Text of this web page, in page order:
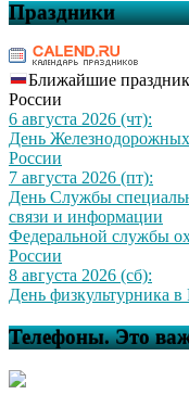
Праздники
Ближайшие
России
6 августа 2026 (чт):
День
России
7 августа 2026 (пт):
День Службы
связи и информации
Федеральной службы
России
8 августа 2026 (сб):
День физкультурника в
Телефоны. Это